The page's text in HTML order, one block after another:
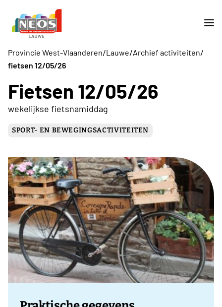
Provincie West-Vlaanderen/Lauwe/Archief activiteiten/
fietsen 12/05/26
Fietsen 12/05/26
wekelijkse fietsnamiddag
SPORT- EN BEWEGINGSACTIVITEITEN